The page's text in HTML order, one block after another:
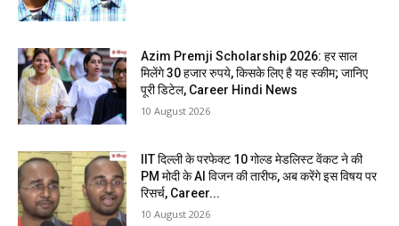
Azim Premji Scholarship 2026: हर साल
मिलेंगे 30 हजार रुपये, किसके लिए है यह स्कीम; जानिए
पूरी डिटेल, Career Hindi News
10 August 2026
IIT दिल्ली के परफेक्ट 10 गोल्ड मेडलिस्ट वेंकट ने की
PM मोदी के AI विजन की तारीफ, अब करेंगे इस विषय पर
रिसर्च, Career...
10 August 2026